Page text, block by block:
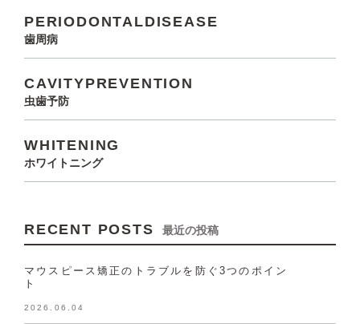
PERIODONTALDISEASE
歯周病
CAVITYPREVENTION
虫歯予防
WHITENING
ホワイトニング
RECENT POSTS 最近の投稿
マウスピース矯正のトラブルを防ぐ3つのポイン
ト
2026.06.04